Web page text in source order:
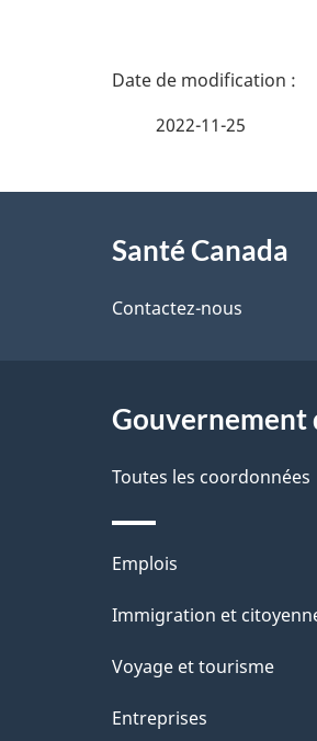
D
a
l
d
e
l
2022-11-25
proposSanté Canada
Contactez-nous
Gouvernement
Toutes les coordonnées
Thèmes
et
Emplois
Immigration et
Voyage et tourisme
Entreprises